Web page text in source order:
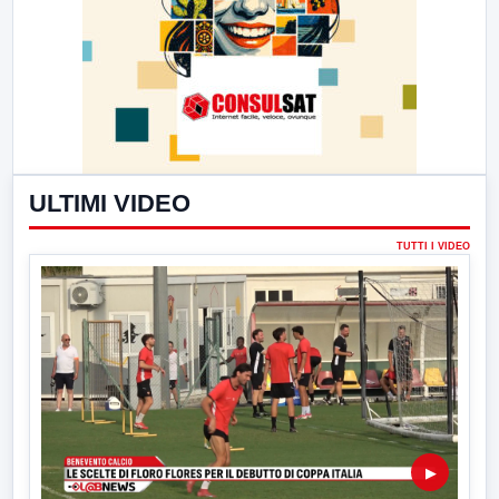
ULTIMI VIDEO
TUTTI I VIDEO
▶